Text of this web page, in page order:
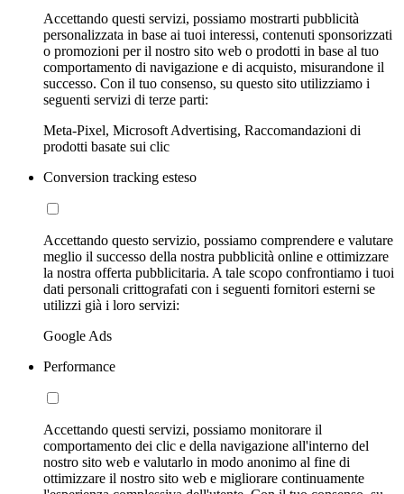
Accettando questi servizi, possiamo mostrarti pubblicità
personalizzata in base ai tuoi interessi, contenuti sponsorizzati
o promozioni per il nostro sito web o prodotti in base al tuo
comportamento di navigazione e di acquisto, misurandone il
successo. Con il tuo consenso, su questo sito utilizziamo i
seguenti servizi di terze parti:
Meta-Pixel, Microsoft Advertising, Raccomandazioni di
prodotti basate sui clic
Conversion tracking esteso
Accettando questo servizio, possiamo comprendere e valutare
meglio il successo della nostra pubblicità online e ottimizzare
la nostra offerta pubblicitaria. A tale scopo confrontiamo i tuoi
dati personali crittografati con i seguenti fornitori esterni se
utilizzi già i loro servizi:
Google Ads
Performance
Accettando questi servizi, possiamo monitorare il
comportamento dei clic e della navigazione all'interno del
nostro sito web e valutarlo in modo anonimo al fine di
ottimizzare il nostro sito web e migliorare continuamente